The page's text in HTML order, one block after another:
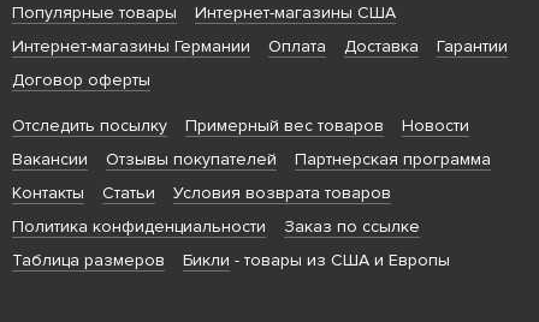
Популярные товары
Интернет-магазины США
Интернет-магазины Германии
Оплата Доставка
Гарантии
Договор оферты
Отследить посылку Примерный вес товаров
Новости
Вакансии
Отзывы покупателей
Партнерская программа
Контакты
Статьи
Условия возврата товаров
Политика конфиденциальности
Заказ по ссылке
Таблица размеров
Бикли - товары из США и Европы